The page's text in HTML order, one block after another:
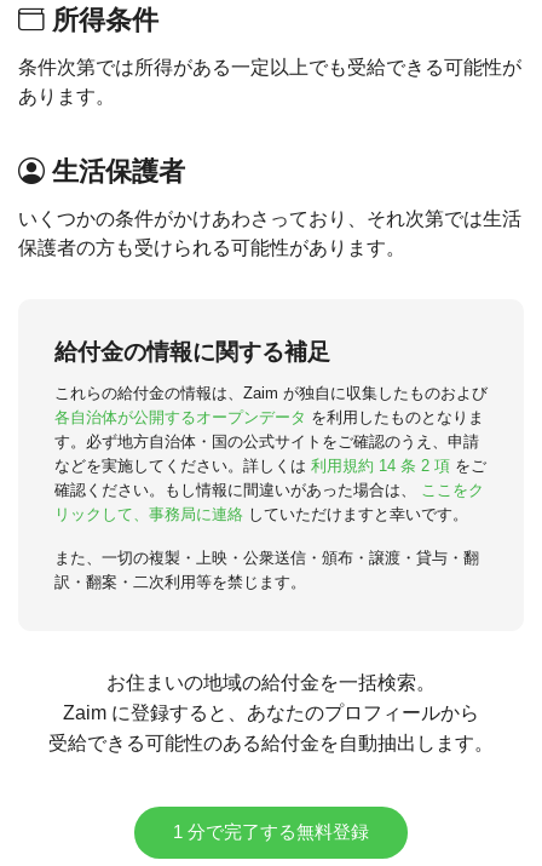
所得条件
条件次第では所得がある一定以上でも受給できる可能性が
あります。
生活保護者
いくつかの条件がかけあわさっており、それ次第では生活
保護者の方も受けられる可能性があります。
給付金の情報に関する補足
これらの給付金の情報は、Zaim が独自に収集したものおよび
各自治体が公開するオープンデータ を利用したものとなりま
す。必ず地方自治体・国の公式サイトをご確認のうえ、申請
などを実施してください。詳しくは 利用規約 14 条 2 項 をご
確認ください。もし情報に間違いがあった場合は、
ここをク
リックして、事務局に連絡 していただけますと幸いです。
また、一切の複製・上映・公衆送信・頒布・譲渡・貸与・翻
訳・翻案・二次利用等を禁じます。
お住まいの地域の給付金を一括検索。
Zaim に登録すると、あなたのプロフィールから
受給できる可能性のある給付金を自動抽出します。
1 分で完了する無料登録